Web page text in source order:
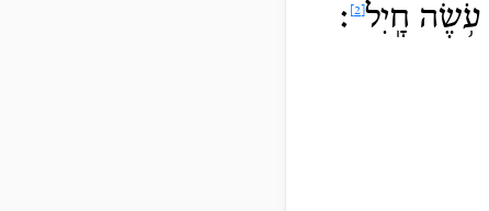
עֹ֥שֶׂה חָֽיִל ׃